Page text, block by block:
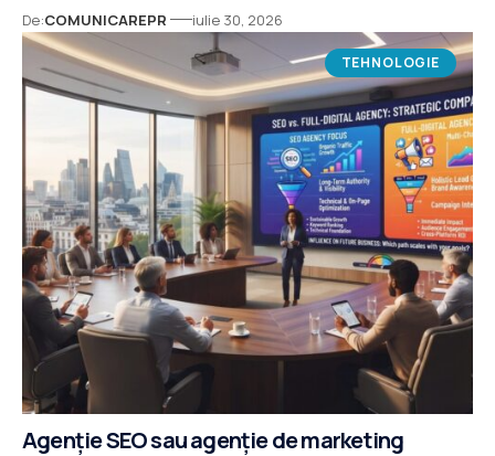
De:COMUNICAREPR iulie 30, 2026
TEHNOLOGIE
Agenție SEO sau agenție de marketing